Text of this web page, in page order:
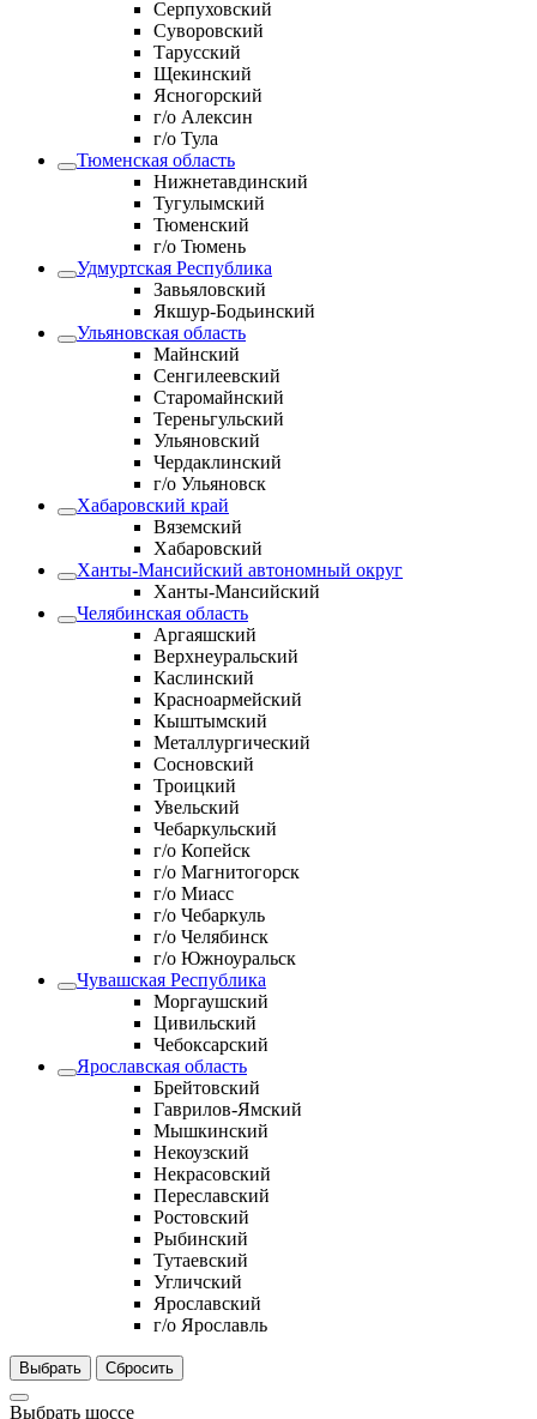
Серпуховский
Суворовский
Тарусский
Щекинский
Ясногорский
г/о Алексин
г/о Тула
Тюменская область
Нижнетавдинский
Тугулымский
Тюменский
г/о Тюмень
Удмуртская Республика
Завьяловский
Якшур-Бодьинский
Ульяновская область
Майнский
Сенгилеевский
Старомайнский
Тереньгульский
Ульяновский
Чердаклинский
г/о Ульяновск
Хабаровский край
Вяземский
Хабаровский
Ханты-Мансийский автономный округ
Ханты-Мансийский
Челябинская область
Аргаяшский
Верхнеуральский
Каслинский
Красноармейский
Кыштымский
Металлургический
Сосновский
Троицкий
Увельский
Чебаркульский
г/о Копейск
г/о Магнитогорск
г/о Миасс
г/о Чебаркуль
г/о Челябинск
г/о Южноуральск
Чувашская Республика
Моргаушский
Цивильский
Чебоксарский
Ярославская область
Брейтовский
Гаврилов-Ямский
Мышкинский
Некоузский
Некрасовский
Переславский
Ростовский
Рыбинский
Тутаевский
Угличский
Ярославский
г/о Ярославль
Выбрать Сбросить
Выбрать шоссе